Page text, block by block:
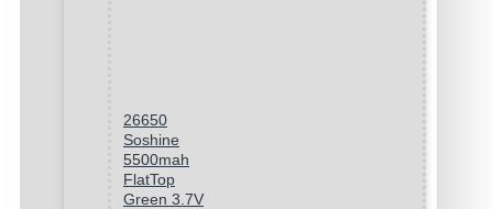
26650
Soshine
5500mah
FlatTop
Green 3.7V